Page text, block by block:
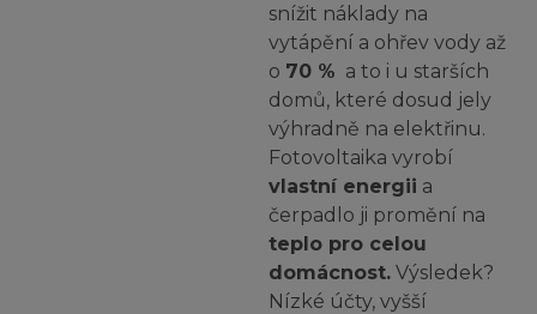
snížit náklady na
vytápění a ohřev vody až
o 70 % a to i u starších
domů, které dosud jely
výhradně na elektřinu.
Fotovoltaika vyrobí
vlastní energii a
čerpadlo ji promění na
teplo pro celou
domácnost. Výsledek?
Nízké účty, vyšší